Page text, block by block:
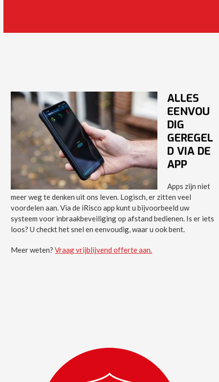
ALLES
EENVOU
DIG
GEREGEL
D VIA DE
APP
Apps zijn niet
meer weg te denken uit ons leven. Logisch, er zitten veel
voordelen aan. Via de iRisco app kunt u bijvoorbeeld uw
systeem voor inbraakbeveiliging op afstand bedienen. Is er iets
loos? U checkt het snel en eenvoudig, waar u ook bent.
Meer weten?Vraag vrijblijvend offerte aan.